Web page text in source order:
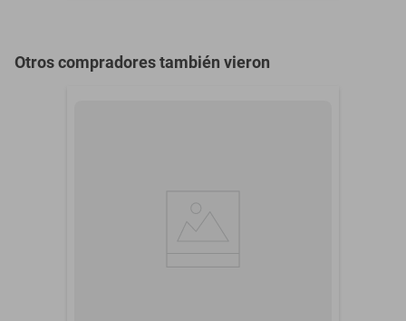
Otros compradores también vieron